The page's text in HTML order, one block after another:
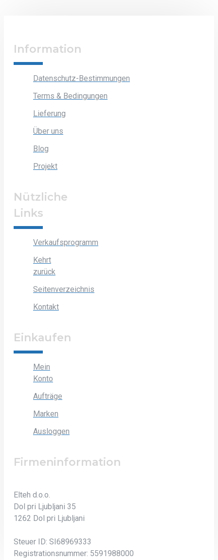
Information
Datenschutz-Bestimmungen
Terms & Bedingungen
Lieferung
Über uns
Blog
Projekt
Nützliche
Links
Verkaufsprogramm
Kehrt
zurück
Seitenverzeichnis
Kontakt
Einkaufen
Mein
Konto
Aufträge
Marken
Ausloggen
Firmeninformation
Elteh d.o.o.
Dol pri Ljubljani 35
1262 Dol pri Ljubljani
Steuer ID: SI68969333
Registrationsnummer: 5591988000